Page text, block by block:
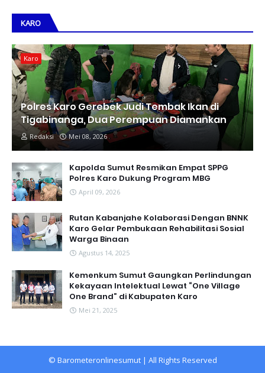
KARO
Karo
Polres Karo Gerebek Judi Tembak Ikan di
Tigabinanga, Dua Perempuan Diamankan
Redaksi Mei 08, 2026
Kapolda Sumut Resmikan Empat SPPG
Polres Karo Dukung Program MBG
April 09, 2026
Rutan Kabanjahe Kolaborasi Dengan BNNK
Karo Gelar Pembukaan Rehabilitasi Sosial
Warga Binaan
Agustus 14, 2025
Kemenkum Sumut Gaungkan Perlindungan
Kekayaan Intelektual Lewat “One Village
One Brand” di Kabupaten Karo
Mei 21, 2025
© Barometeronlinesumut| All Rights Reserved